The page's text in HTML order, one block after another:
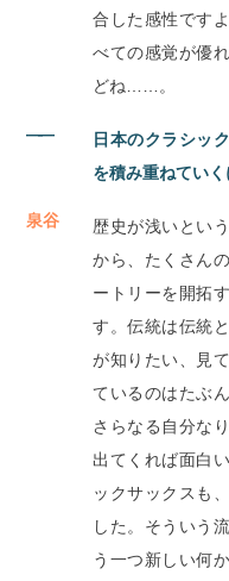
合した感性です
べての感覚が優
どね……。
――
日本のクラシッ
を積み重ねていく
泉谷
歴史が浅いとい
から、たくさん
ートリーを開拓
す。伝統は伝統
が知りたい、見
ているのはたぶ
さらなる自分な
出てくれば面白
ックサックスも
した。そういう
う一つ新しい何